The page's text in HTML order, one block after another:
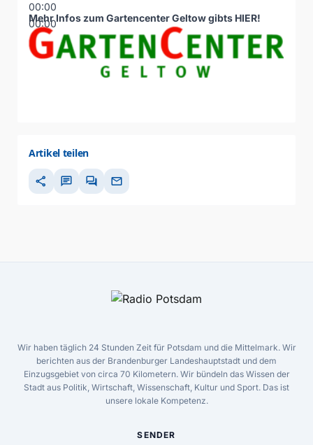
00:00
00:00
Mehr Infos zum Gartencenter Geltow gibts HIER!
Artikel teilen
share chat forum mail
Wir haben täglich 24 Stunden Zeit für Potsdam und die Mittelmark. Wir
berichten aus der Brandenburger Landeshauptstadt und dem
Einzugsgebiet von circa 70 Kilometern. Wir bündeln das Wissen der
Stadt aus Politik, Wirtschaft, Wissenschaft, Kultur und Sport. Das ist
unsere lokale Kompetenz.
SENDER